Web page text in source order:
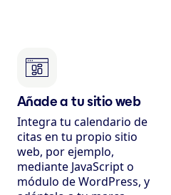
Añade a tu sitio web
Integra tu calendario de
citas en tu propio sitio
web, por ejemplo,
mediante JavaScript o
módulo de WordPress, y